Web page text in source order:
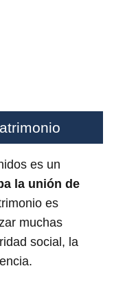
es un
la unión de
es
muchas
social, la